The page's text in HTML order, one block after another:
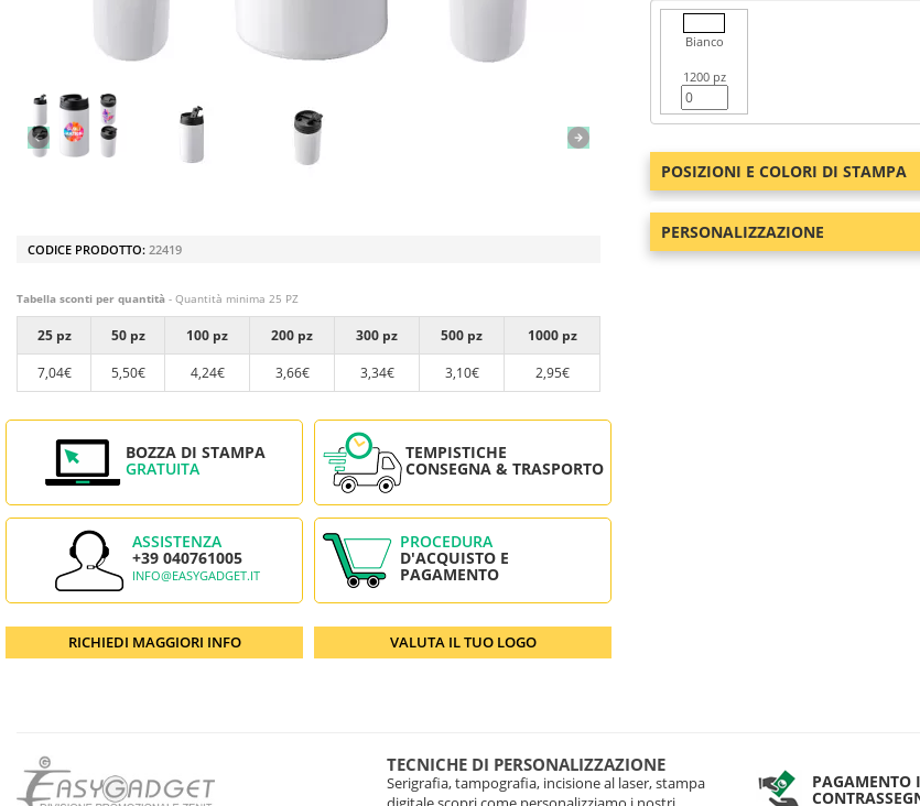
CODICE PRODOTTO: 22419
Tabella sconti per quantità - Quantità minima 25 PZ
25 pz 50 pz 100 pz 200 pz 300 pz 500 pz
1000 pz
7,04€
5,50€ 4,24€ 3,66€ 3,34€ 3,10€ 2,95€
BOZZA DI STAMPA
GRATUITA
TEMPISTICHE
CONSEGNA & TRASPORTO
ASSISTENZA
+39 040761005
INFO@EASYGADGET.IT
PROCEDURA
D'ACQUISTO E
PAGAMENTO
RICHIEDI MAGGIORI INFO VALUTA IL TUO LOGO
Bianco
1200 pz
POSIZIONI E COLORI DI STAMPA
PERSONALIZZAZIONE
TECNICHE DI PERSONALIZZAZIONE
Serigrafia, tampografia, incisione al laser, stampa
PAGAMENTO